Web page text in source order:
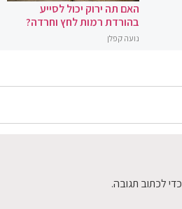
האם תה ירוק יכול לסייע
בהורדת רמות לחץ וחרדה?
נועה קפלן
כדי לכתוב תגובה.